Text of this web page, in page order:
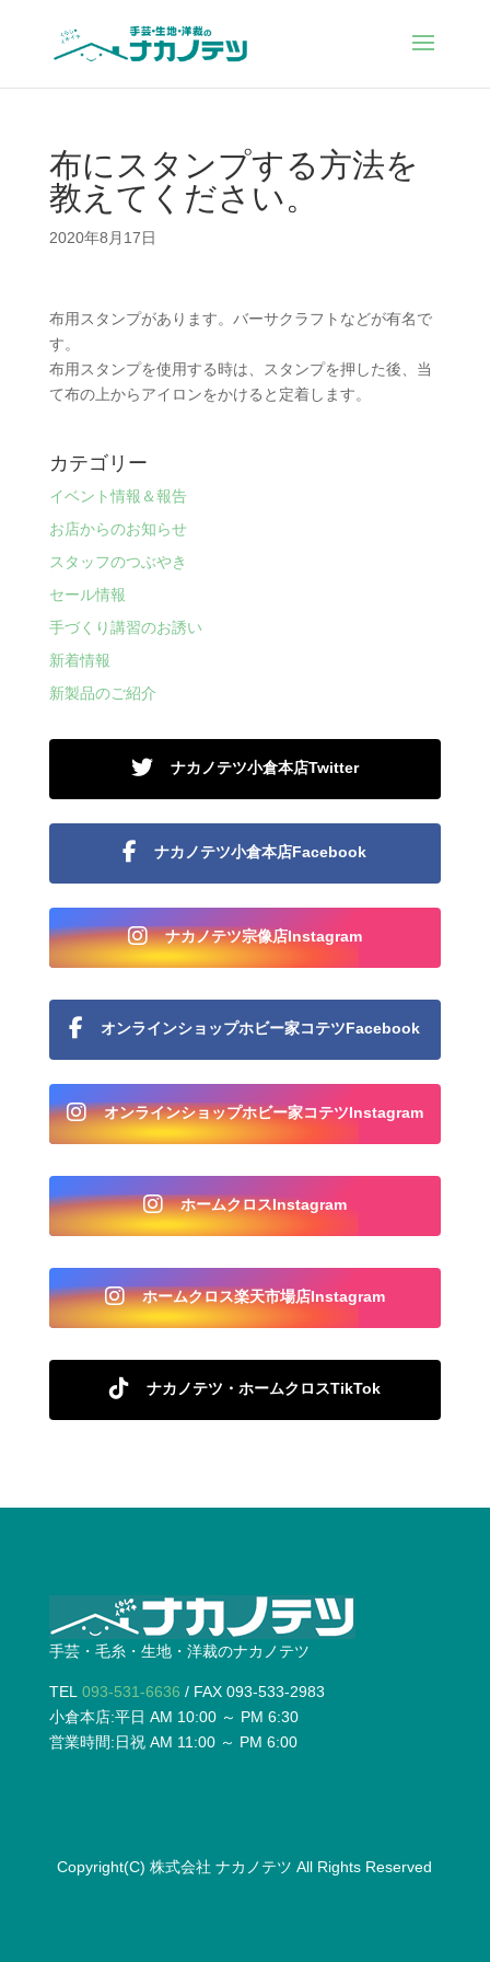
布にスタンプする方法を
教えてください。
2020年8月17日
布用スタンプがあります。バーサクラフトなどが有名で
す。
布用スタンプを使用する時は、スタンプを押した後、当
て布の上からアイロンをかけると定着します。
カテゴリー
イベント情報＆報告
お店からのお知らせ
スタッフのつぶやき
セール情報
手づくり講習のお誘い
新着情報
新製品のご紹介
ナカノテツ小倉本店Twitter
ナカノテツ小倉本店Facebook
ナカノテツ宗像店Instagram
オンラインショップホビー家コテツFacebook
オンラインショップホビー家コテツInstagram
ホームクロスInstagram
ホームクロス楽天市場店Instagram
ナカノテツ・ホームクロスTikTok
手芸・毛糸・生地・洋裁のナカノテツ
TEL 093-531-6636 / FAX 093-533-2983
小倉本店:平日 AM 10:00 ～ PM 6:30
営業時間:日祝 AM 11:00 ～ PM 6:00
Copyright(C)株式会社 ナカノテツ All Rights Reserved